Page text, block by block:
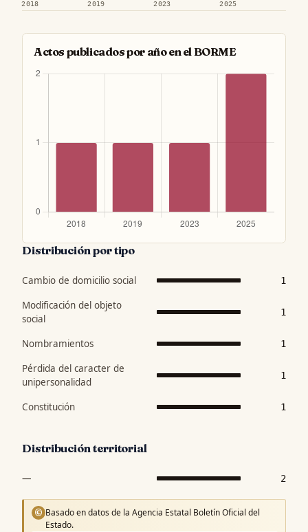
2018 2019 2023 2025
Actos publicados por año en el BORME
Distribución por tipo
Cambio de domicilio social 1
Modificación del objeto
social
1
Nombramientos 1
Pérdida del caracter de
unipersonalidad
1
Constitución 1
Distribución territorial
— 2
© Basado en datos de la Agencia Estatal Boletín Oficial del
Estado.